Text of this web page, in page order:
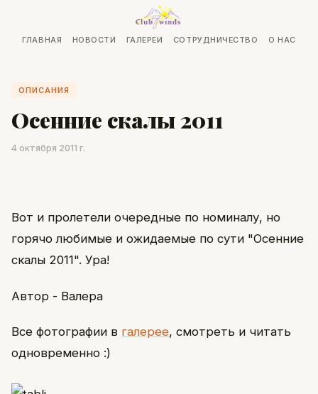
ГЛАВНАЯ НОВОСТИ ГАЛЕРЕИ СОТРУДНИЧЕСТВО О НАС
ОПИСАНИЯ
Осенние скалы 2011
4 октября 2011 г.
Вот и пролетели очередные по номиналу, но
горячо любимые и ожидаемые по сути "Осенние
скалы 2011". Ура!
Автор - Валера
Все фотографии в галерее, смотреть и читать
одновременно :)